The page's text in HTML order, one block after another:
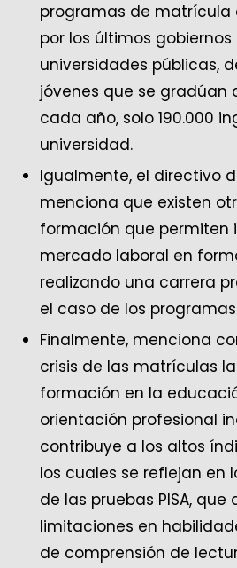
programas de matrícula
por los últimos gobiernos
universidades públicas,
jóvenes que se gradúan
cada año, solo 190.000
universidad.
Igualmente, el directivo
menciona que existen
formación que permiten
mercado laboral en
realizando una carrera
el caso de los
Finalmente, menciona
crisis de las matrículas
formación en la
orientación profesional
contribuye a los altos
los cuales se reflejan en
de las pruebas PISA,
limitaciones en
de comprensión de